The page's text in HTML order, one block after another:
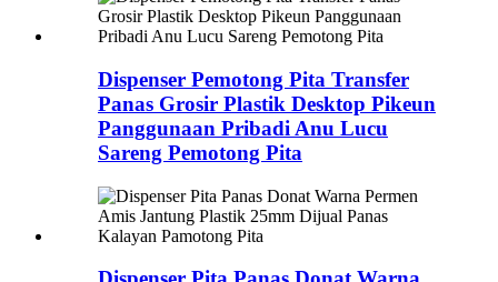
Dispenser Pemotong Pita Transfer
Panas Grosir Plastik Desktop Pikeun
Panggunaan Pribadi Anu Lucu
Sareng Pemotong Pita